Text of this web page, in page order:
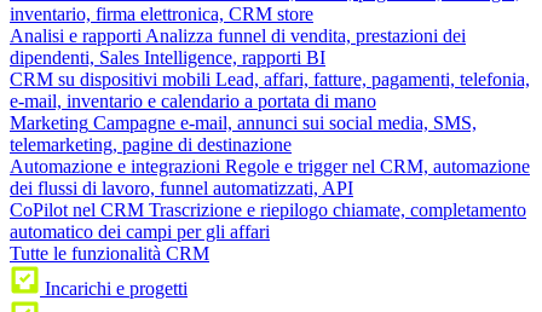
inventario, firma elettronica, CRM store
Analisi e rapporti Analizza funnel di vendita, prestazioni dei
dipendenti, Sales Intelligence, rapporti BI
CRM su dispositivi mobili Lead, affari, fatture, pagamenti, telefonia,
e-mail, inventario e calendario a portata di mano
Marketing Campagne e-mail, annunci sui social media, SMS,
telemarketing, pagine di destinazione
Automazione e integrazioni Regole e trigger nel CRM, automazione
dei flussi di lavoro, funnel automatizzati, API
CoPilot nel CRM Trascrizione e riepilogo chiamate, completamento
automatico dei campi per gli affari
Tutte le funzionalità CRM
Incarichi e progetti